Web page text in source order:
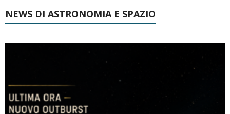
NEWS DI ASTRONOMIA E SPAZIO